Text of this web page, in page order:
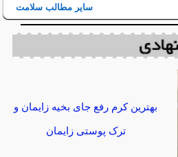
سایر مطالب سلامت
بهترین کرم رفع جای بخیه زایمان و
ترک پوستی زایمان